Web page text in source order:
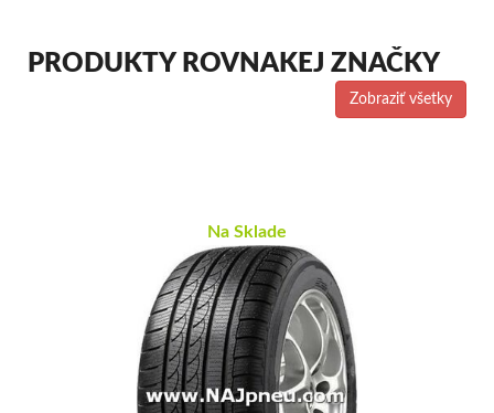
PRODUKTY ROVNAKEJ ZNAČKY
Zobraziť všetky
Na Sklade